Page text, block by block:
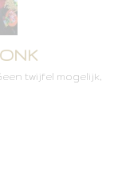
twijfel mogelijk,